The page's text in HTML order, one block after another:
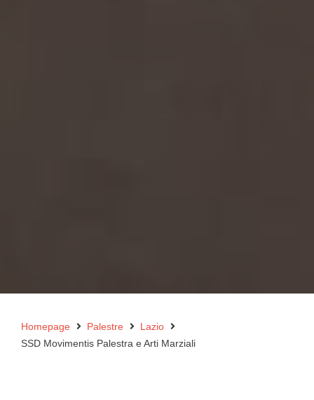
Homepage Palestre
Lazio
SSD Movimentis Palestra e Arti Marziali